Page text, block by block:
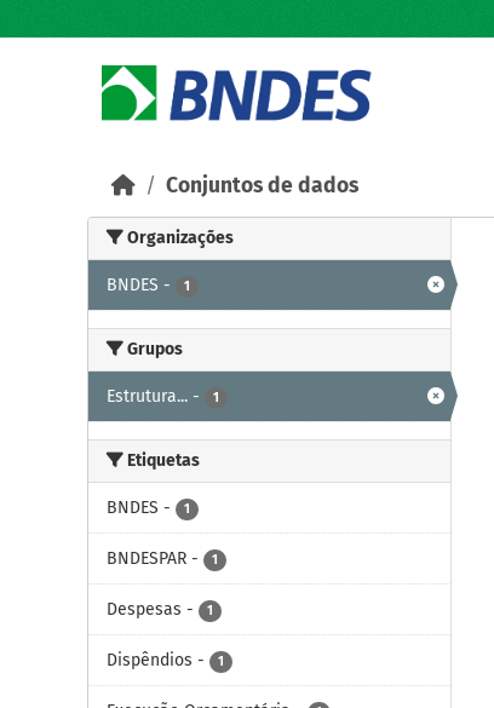
Conjuntos de dados
Organizações
BNDES - 1
Grupos
Estrutura... - 1
Etiquetas
BNDES - 1
BNDESPAR - 1
Despesas - 1
Dispêndios - 1